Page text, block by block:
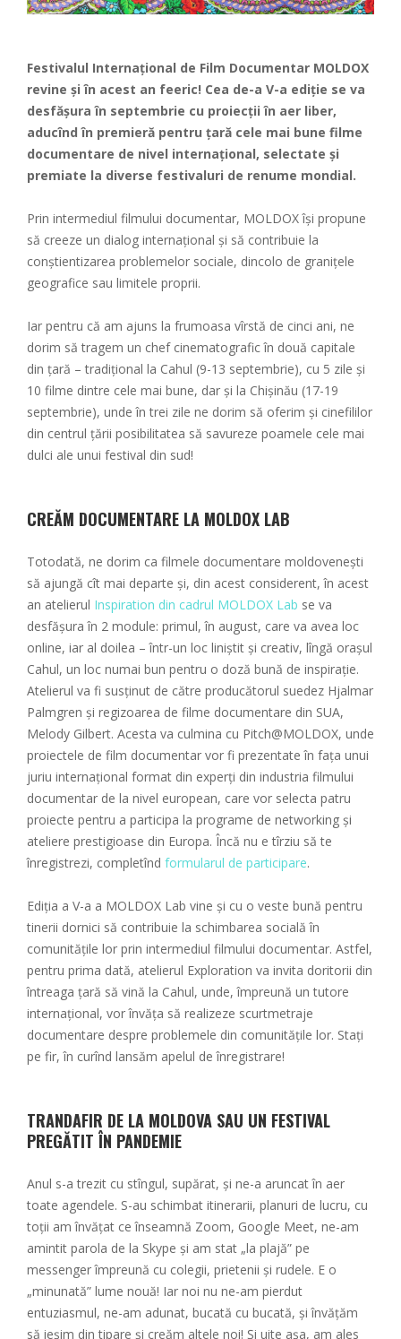
Festivalul Internațional de Film Documentar MOLDOX
revine și în acest an feeric! Cea de-a V-a ediție se va
desfășura în septembrie cu proiecții în aer liber,
aducînd în premieră pentru țară cele mai bune filme
documentare de nivel internațional, selectate și
premiate la diverse festivaluri de renume mondial.
Prin intermediul filmului documentar, MOLDOX își propune
să creeze un dialog internațional și să contribuie la
conștientizarea problemelor sociale, dincolo de granițele
geografice sau limitele proprii.
Iar pentru că am ajuns la frumoasa vîrstă de cinci ani, ne
dorim să tragem un chef cinematografic în două capitale
din țară – tradițional la Cahul (9-13 septembrie), cu 5 zile și
10 filme dintre cele mai bune, dar și la Chișinău (17-19
septembrie), unde în trei zile ne dorim să oferim și cinefililor
din centrul țării posibilitatea să savureze poamele cele mai
dulci ale unui festival din sud!
CREĂM DOCUMENTARE LA MOLDOX LAB
Totodată, ne dorim ca filmele documentare moldovenești
să ajungă cît mai departe și, din acest considerent, în acest
an atelierul Inspiration din cadrul MOLDOX Lab se va
desfășura în 2 module: primul, în august, care va avea loc
online, iar al doilea – într-un loc liniștit și creativ, lîngă orașul
Cahul, un loc numai bun pentru o doză bună de inspirație.
Atelierul va fi susținut de către producătorul suedez Hjalmar
Palmgren și regizoarea de filme documentare din SUA,
Melody Gilbert. Acesta va culmina cu Pitch@MOLDOX, unde
proiectele de film documentar vor fi prezentate în fața unui
juriu internațional format din experți din industria filmului
documentar de la nivel european, care vor selecta patru
proiecte pentru a participa la programe de networking și
ateliere prestigioase din Europa. Încă nu e tîrziu să te
înregistrezi, completînd formularul de participare.
Ediția a V-a a MOLDOX Lab vine și cu o veste bună pentru
tinerii dornici să contribuie la schimbarea socială în
comunitățile lor prin intermediul filmului documentar. Astfel,
pentru prima dată, atelierul Exploration va invita doritorii din
întreaga țară să vină la Cahul, unde, împreună un tutore
internațional, vor învăța să realizeze scurtmetraje
documentare despre problemele din comunitățile lor. Stați
pe fir, în curînd lansăm apelul de înregistrare!
TRANDAFIR DE LA MOLDOVA SAU UN FESTIVAL
PREGĂTIT ÎN PANDEMIE
Anul s-a trezit cu stîngul, supărat, și ne-a aruncat în aer
toate agendele. S-au schimbat itinerarii, planuri de lucru, cu
toții am învățat ce înseamnă Zoom, Google Meet, ne-am
amintit parola de la Skype și am stat „la plajă” pe
messenger împreună cu colegii, prietenii și rudele. E o
„minunată” lume nouă! Iar noi nu ne-am pierdut
entuziasmul, ne-am adunat, bucată cu bucată, și învățăm
să ieșim din tipare și creăm altele noi! Și uite așa, am ales